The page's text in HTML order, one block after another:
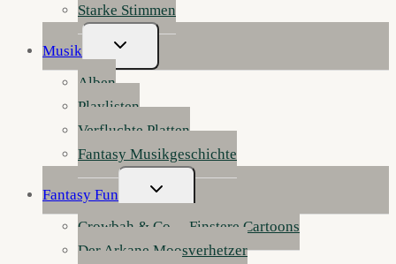
Starke Stimmen
Musik
Untermenü
Umschalten
Alben
Playlisten
Verfluchte Platten
Fantasy Musikgeschichte
Fantasy Fun
Untermenü
Umschalten
Crowbah & Co. – Finstere Cartoons
Der Arkane Moosverhetzer